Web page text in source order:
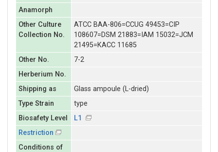
Anamorph
Other Culture
Collection No.
ATCC BAA-806=CCUG 49453=CIP
108607=DSM 21883=IAM 15032=JCM
21495=KACC 11685
Other No.
7-2
Herberium No.
Shipping as
Glass ampoule (L-dried)
Type Strain
type
Biosafety Level
L1
Restriction
Conditions of